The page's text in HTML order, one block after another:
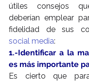
útiles consejos
deberían emplear
social media:
1.-Identificar a la
es más importante
Es cierto que